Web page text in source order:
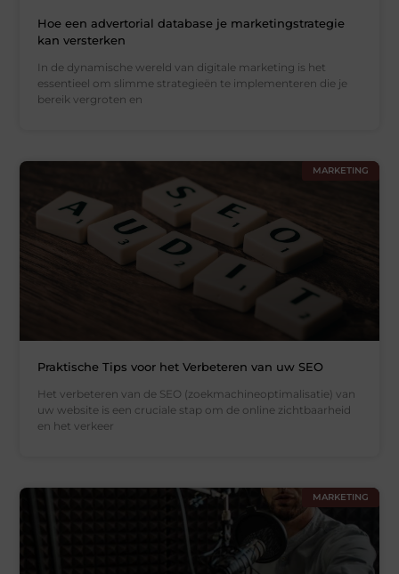
Hoe een advertorial database je marketingstrategie
kan versterken
In de dynamische wereld van digitale marketing is het
essentieel om slimme strategieën te implementeren die je
bereik vergroten en
MARKETING
Praktische Tips voor het Verbeteren van uw SEO
Het verbeteren van de SEO (zoekmachineoptimalisatie) van
uw website is een cruciale stap om de online zichtbaarheid
en het verkeer
MARKETING